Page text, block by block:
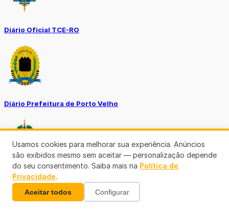
Diário Oficial TCE-RO
Diário Prefeitura de Porto Velho
Diário Oficial de RO
Usamos cookies para melhorar sua experiência. Anúncios
são exibidos mesmo sem aceitar — personalização depende
do seu consentimento. Saiba mais na Política de
Privacidade.
Aceitar todos Configurar